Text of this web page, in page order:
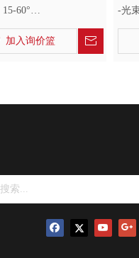
60°
95+
加入询价篮
-光
-显